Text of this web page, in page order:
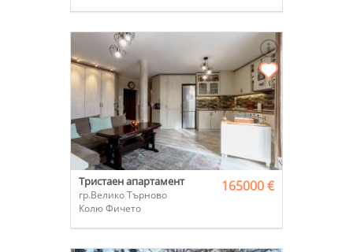
Тристаен апартамент
гр.Велико Търново
Колю Фичето
165000 €